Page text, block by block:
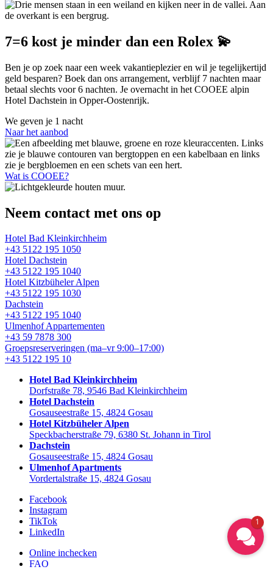
7=6 kost je minder dan een Rolex 💫
Ben je op zoek naar een week vakantieplezier en wil je tegelijkertijd
geld besparen? Boek dan ons arrangement, verblijf 7 nachten maar
betaal slechts voor 6 nachten. Je overnacht in het COOEE alpin
Hotel Dachstein in Opper-Oostenrijk.
We geven je 1 nacht
Naar het aanbod
Wat is COOEE?
Neem contact met ons op
Hotel Bad Kleinkirchheim
+43 5122 195 1050
Hotel Dachstein
+43 5122 195 1040
Hotel Kitzbüheler Alpen
+43 5122 195 1030
Dachstein
+43 5122 195 1040
Ulmenhof Appartementen
+43 59 7878 300
Groepsreserveringen (ma–vr 9:00–17:00)
+43 5122 195 10
Hotel Bad Kleinkirchheim
Dorfstraße 78, 9546 Bad Kleinkirchheim
Hotel Dachstein
Gosauseestraße 15, 4824 Gosau
Hotel Kitzbüheler Alpen
Speckbacherstraße 79, 6380 St. Johann in Tirol
Dachstein
Gosauseestraße 15, 4824 Gosau
Ulmenhof Apartments
Vordertalstraße 15, 4824 Gosau
Facebook
Instagram
TikTok
LinkedIn
Online inchecken
FAQ
1